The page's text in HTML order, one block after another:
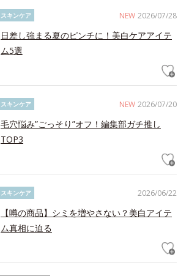
NEW 2026/07/28
スキンケア
日差し強まる夏のピンチに！美白ケアアイテ
ム5選
NEW 2026/07/20
スキンケア
毛穴悩み”ごっそり”オフ！編集部ガチ推し
TOP3
2026/06/22
スキンケア
【噂の商品】シミを増やさない？美白アイテ
ム真相に迫る